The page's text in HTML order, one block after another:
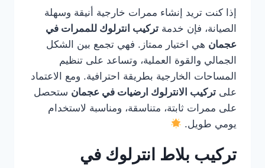
إذا كنت تريد إنشاء ممرات خارجية أنيقة وسهلة
الصيانة، فإن خدمة تركيب انترلوك للممرات في
عجمان هي اختيار ممتاز. فهي تجمع بين الشكل
الجمالي والقوة العملية، وتساعد على تنظيم
المساحات الخارجية بطريقة احترافية. ومع الاعتماد
على تركيب الانترلوك ارضيات في عجمان ستحصل
على ممرات ثابتة، متناسقة، ومناسبة لاستخدام
يومي طويل.
تركيب بلاط انترلوك في